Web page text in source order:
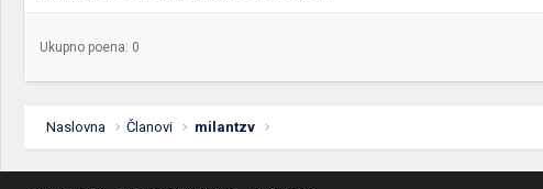
Ukupno poena: 0
Naslovna Članovi milantzv